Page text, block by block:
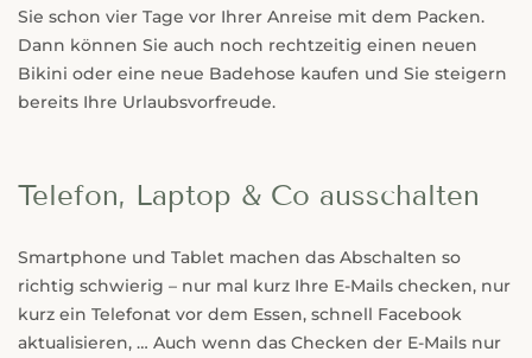
Sie schon vier Tage vor Ihrer Anreise mit dem Packen.
Dann können Sie auch noch rechtzeitig einen neuen
Bikini oder eine neue Badehose kaufen und Sie steigern
bereits Ihre Urlaubsvorfreude.
Telefon, Laptop & Co ausschalten
Smartphone und Tablet machen das Abschalten so
richtig schwierig – nur mal kurz Ihre E-Mails checken, nur
kurz ein Telefonat vor dem Essen, schnell Facebook
aktualisieren, … Auch wenn das Checken der E-Mails nur